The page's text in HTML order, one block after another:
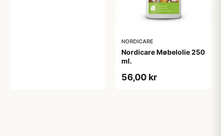
NORDICARE
Nordicare Møbelolie 250
ml.
56,00 kr